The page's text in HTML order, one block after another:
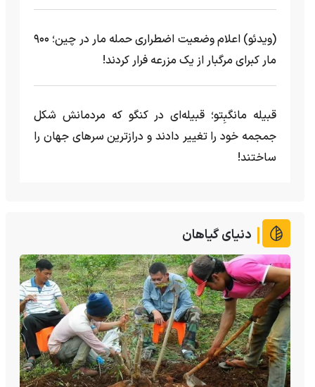
(ویدئو) اعلام وضعیت اضطراری حمله مار‌ در چین؛ ۹۰۰
مار کبرای مرگبار از یک مزرعه‌ فرار کردند!
قبیله مانگبِتو؛ قبیله‌ای در کنگو که مردمانش شکل
جمجمه خود را تغییر دادند و درازترین سرهای جهان را
ساختند!
دنیای گیاهان